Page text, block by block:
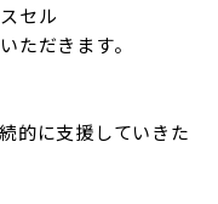
セル
だきます。
的に支援していきた